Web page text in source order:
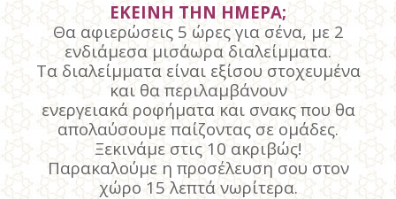
ΕΚΕΙΝΗ ΤΗΝ ΗΜΕΡΑ;
Θα αφιερώσεις 5 ώρες για σένα, με 2
ενδιάμεσα μισάωρα διαλείμματα.
Τα διαλείμματα είναι εξίσου στοχευμένα
και θα περιλαμβάνουν
ενεργειακά ροφήματα και σνακς που θα
απολαύσουμε παίζοντας σε ομάδες.
Ξεκινάμε στις 10 ακριβώς!
Παρακαλούμε η προσέλευση σου στον
χώρο 15 λεπτά νωρίτερα.